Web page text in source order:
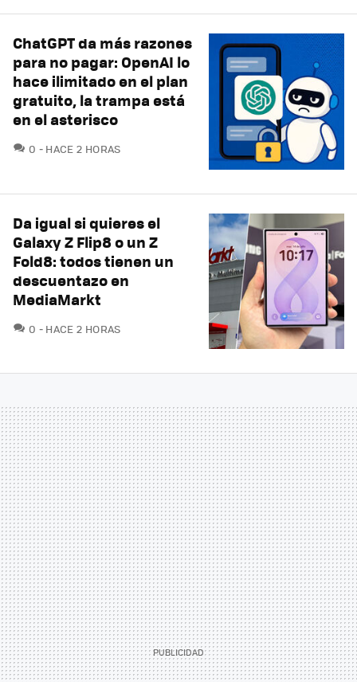
ChatGPT da más razones
para no pagar: OpenAI lo
hace ilimitado en el plan
gratuito, la trampa está
en el asterisco
0 COMENTARIOS
HACE 2 HORAS
Da igual si quieres el
Galaxy Z Flip8 o un Z
Fold8: todos tienen un
descuentazo en
MediaMarkt
0 COMENTARIOS
HACE 2 HORAS